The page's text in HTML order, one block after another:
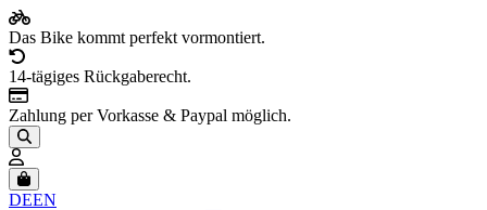
Das Bike kommt perfekt vormontiert.
14-tägiges Rückgaberecht.
Zahlung per Vorkasse & Paypal möglich.
Artikel im Warenkorb, Warenkorb anzeigen
DEEN